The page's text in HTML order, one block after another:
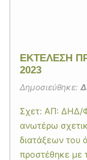
ΕΚΤΕΛΕΣΗ
2023
Δημοσιεύθηκε:
Σχετ: ΑΠ: ΔΗΔ/
ανωτέρω
διατάξεων του
προστέθηκε με